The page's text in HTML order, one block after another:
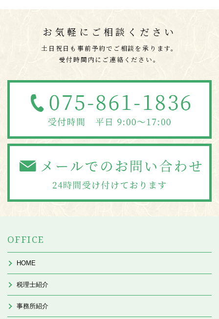
お気軽にご相談ください
土日祝日も事前予約でご相談を承ります。
受付時間内にご連絡ください。
OFFICE
HOME
税理士紹介
事務所紹介